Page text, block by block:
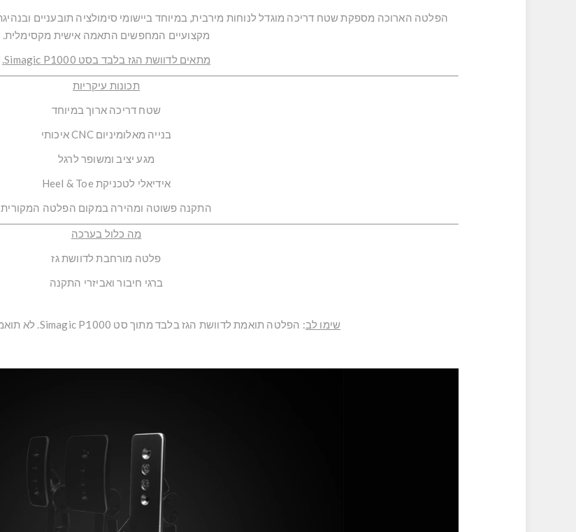
מקצועיים המחפשים התאמה אישית מקסימלית.
מתאים לדוושת הגז בלבד בסט Simagic P1000.
תכונות עיקריות
שטח דריכה ארוך במיוחד
בנייה מאלומיניום CNC איכותי
מגע יציב ומשופר לרגל
אידיאלי לטכניקת Heel & Toe
התקנה פשוטה ומהירה במקום הפלטה המקורית
מה כלול בערכה
פלטה מורחבת לדוושת גז
ברגי חיבור ואביזרי התקנה
שימו לב: הפלטה תואמת לדוושת הגז בלבד מתוך סט Simagic P1000. לא תואמת לסדרות אחרות של דוושות.